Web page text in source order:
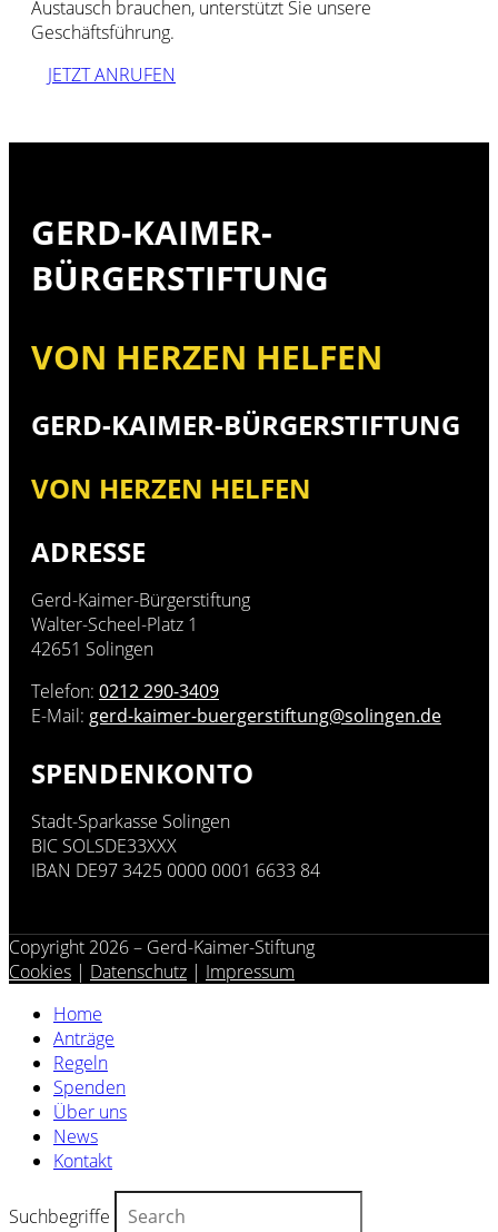
Austausch brauchen, unterstützt Sie unsere
Geschäftsführung.
JETZT ANRUFEN
GERD-KAIMER-
BÜRGERSTIFTUNG
VON HERZEN HELFEN
GERD-KAIMER-BÜRGERSTIFTUNG
VON HERZEN HELFEN
ADRESSE
Gerd-Kaimer-Bürgerstiftung
Walter-Scheel-Platz 1
42651 Solingen
Telefon: 0212 290-3409
E-Mail: gerd-kaimer-buergerstiftung@solingen.de
SPENDENKONTO
Stadt-Sparkasse Solingen
BIC SOLSDE33XXX
IBAN DE97 3425 0000 0001 6633 84
Copyright 2026 – Gerd-Kaimer-Stiftung
Cookies | Datenschutz | Impressum
Home
Anträge
Regeln
Spenden
Über uns
News
Kontakt
Suchbegriffe